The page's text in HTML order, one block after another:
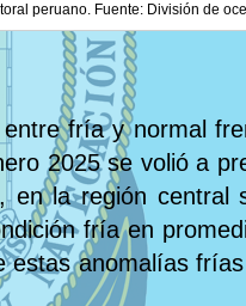
peruano. Fuente: División de
fría y normal
2025 se volió a
la región central
fría en
anomalías